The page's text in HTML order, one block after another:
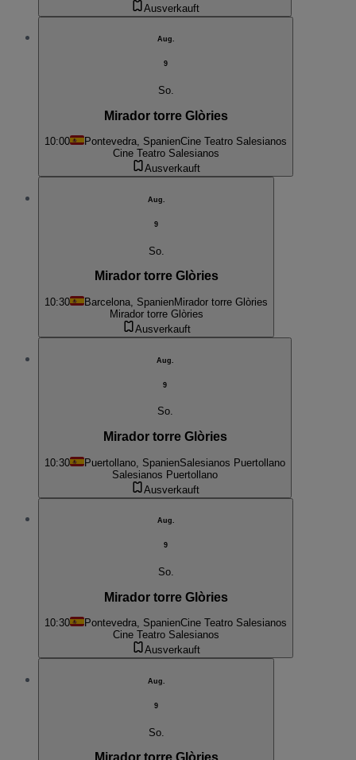
Ausverkauft
Aug.
9
So.
Mirador torre Glòries
10:00 Pontevedra, SpanienCine Teatro Salesianos
Cine Teatro Salesianos
Ausverkauft
Aug.
9
So.
Mirador torre Glòries
10:30 Barcelona, SpanienMirador torre Glòries
Mirador torre Glòries
Ausverkauft
Aug.
9
So.
Mirador torre Glòries
10:30 Puertollano, SpanienSalesianos Puertollano
Salesianos Puertollano
Ausverkauft
Aug.
9
So.
Mirador torre Glòries
10:30 Pontevedra, SpanienCine Teatro Salesianos
Cine Teatro Salesianos
Ausverkauft
Aug.
9
So.